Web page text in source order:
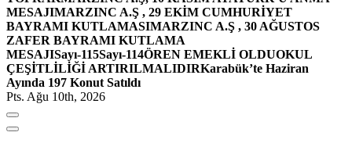
MESAJIMARZINC A.Ş , 29 EKİM CUMHURİYET
BAYRAMI KUTLAMASIMARZINC A.Ş , 30 AĞUSTOS
ZAFER BAYRAMI KUTLAMA
MESAJISayı-115Sayı-114ÖREN EMEKLİ OLDUOKUL
ÇEŞİTLİLİĞİ ARTIRILMALIDIRKarabük’te Haziran
Ayında 197 Konut Satıldı
Pts. Ağu 10th, 2026